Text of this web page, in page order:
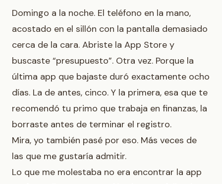
Domingo a la noche. El teléfono en la mano,
acostado en el sillón con la pantalla demasiado
cerca de la cara. Abriste la App Store y
buscaste “presupuesto”. Otra vez. Porque la
última app que bajaste duró exactamente ocho
días. La de antes, cinco. Y la primera, esa que te
recomendó tu primo que trabaja en finanzas, la
borraste antes de terminar el registro.
Mira, yo también pasé por eso. Más veces de
las que me gustaría admitir.
Lo que me molestaba no era encontrar la app